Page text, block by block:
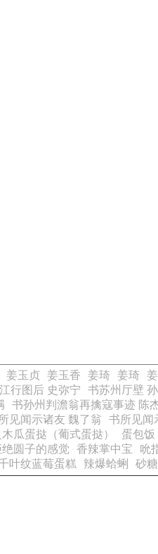
姜玉贞 姜玉香 姜琦 姜琦
行图后 史弥宁 书苏州厅壁
书孙州判澹翁再擒寇事迹 陈
见闻示诸友 魏了翁 书所见闻
瓜蛋挞（葡式蛋挞） 蛋包饭
圆子的感觉 香辣掌中宝 吮
叶纹蓝莓蛋糕 辣爆蛤蜊 砂